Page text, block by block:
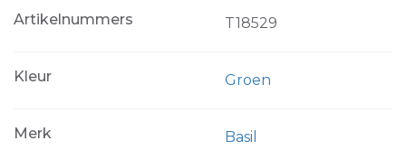
Artikelnummers T18529
Kleur Groen
Merk Basil